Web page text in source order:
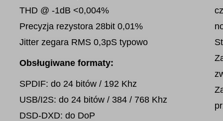
THD @ -1dB <0,004%
Precyzja rezystora 28bit 0,01%
Jitter zegara RMS 0,3pS typowo
Obsługiwane formaty:
SPDIF: do 24 bitów / 192 Khz
USB/I2S: do 24 bitów / 384 / 768 Khz
DSD-DXD: do DoP